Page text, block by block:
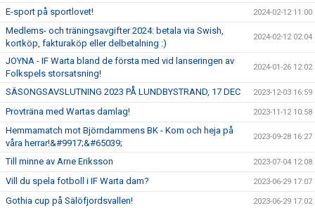
E-sport på sportlovet! 2024-02-12 11:00
Medlems- och träningsavgifter 2024: betala via Swish,
kortköp, fakturaköp eller delbetalning :)
2024-02-12 02:04
JOYNA - IF Warta bland de första med vid lanseringen av
Folkspels storsatsning!
2024-01-26 12:02
SÄSONGSAVSLUTNING 2023 PÅ LUNDBYSTRAND, 17 DEC 2023-12-03 16:59
Provträna med Wartas damlag! 2023-11-12 10:58
Hemmamatch mot Björndammens BK - Kom och heja på
våra herrar!&#9917;&#65039;
2023-09-28 16:27
Till minne av Arne Eriksson 2023-07-04 12:08
Vill du spela fotboll i IF Warta dam? 2023-06-29 17:07
Gothia cup på Sälöfjordsvallen! 2023-06-29 17:02